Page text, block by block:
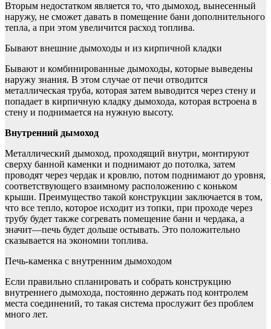
Вторым недостатком является то, что дымоход, вынесенный
наружу, не сможет давать в помещение бани дополнительного
тепла, а при этом увеличится расход топлива.
Бывают внешние дымоходы и из кирпичной кладки
Бывают и комбинированные дымоходы, которые выведены
наружу знания. В этом случае от печи отводится
металлическая труба, которая затем выводится через стену и
попадает в кирпичную кладку дымохода, которая встроена в
стену и поднимается на нужную высоту.
Внутренний дымоход
Металлический дымоход, проходящий внутри, монтируют
сверху банной каменки и поднимают до потолка, затем
проводят через чердак и кровлю, потом поднимают до уровня,
соответствующего взаимному расположению с коньком
крыши. Преимущество такой конструкции заключается в том,
что все тепло, которое исходит из топки, при проходе через
трубу будет также согревать помещение бани и чердака, а
значит—печь будет дольше остывать. Это положительно
сказывается на экономии топлива.
Печь-каменка с внутренним дымоходом
Если правильно спланировать и собрать конструкцию
внутреннего дымохода, постоянно держать под контролем
места соединений, то такая система прослужит без проблем
много лет.